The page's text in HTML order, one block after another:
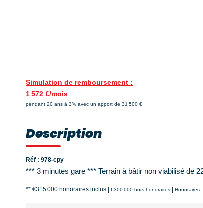
Simulation de remboursement :
1 572 €/mois
pendant 20 ans à 3% avec un apport de 31 500 €
Description
Réf : 978-cpy
*** 3 minutes gare *** Terrain à bâtir non viabilisé de
** €315 000 honoraires inclus €300 000 hors honoraires Honoraires